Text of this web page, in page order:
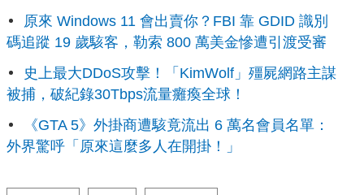
原來 Windows 11 會出賣你？FBI 靠 GDID 識別
碼追蹤 19 歲駭客，勒索 800 萬美金慘遭引渡受審
史上最大DDoS攻擊！「KimWolf」殭屍網路主謀
被捕，破紀錄30Tbps流量癱瘓全球！
《GTA 5》外掛商遭駭竟流出 6 萬名會員名單：
外界驚呼「原來這麼多人在開掛！」